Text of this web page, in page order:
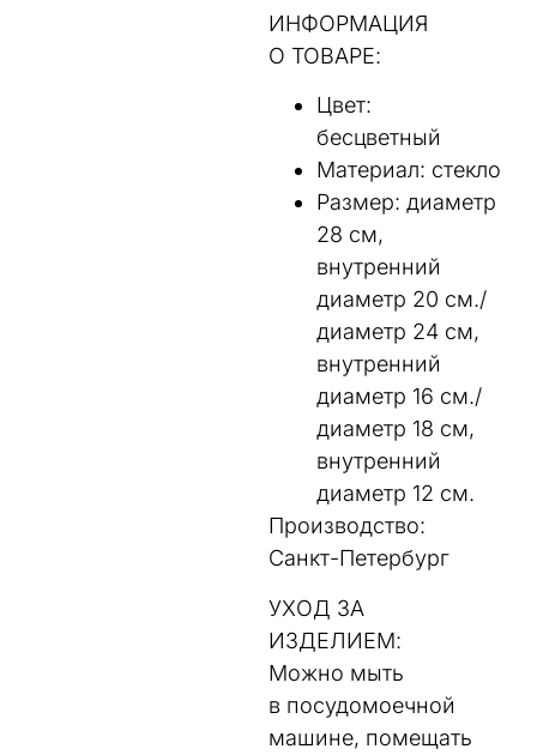
ИНФОРМАЦИЯ
О ТОВАРЕ:
Цвет:
бесцветный
Материал: cтекло
Размер: диаметр
28 см,
внутренний
диаметр 20 см./
диаметр 24 см,
внутренний
диаметр 16 см./
диаметр 18 см,
внутренний
диаметр 12 см.
Производство:
Санкт-Петербург
УХОД ЗА
ИЗДЕЛИЕМ:
Можно мыть
в посудомоечной
машине, помещать